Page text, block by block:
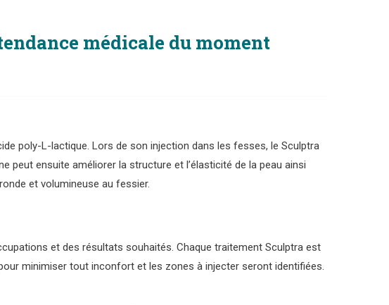
médicale du moment
poly-L-lactique. Lors de son injection dans les fesses, le Sculptra
peut ensuite améliorer la structure et l’élasticité de la peau ainsi
et volumineuse au fessier.
et des résultats souhaités. Chaque traitement Sculptra est
minimiser tout inconfort et les zones à injecter seront identifiées.